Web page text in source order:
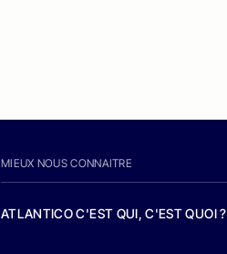
MIEUX NOUS CONNAITRE
ATLANTICO C'EST QUI, C'EST QUOI ?